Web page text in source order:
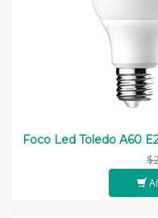
Foco Led Toledo A60